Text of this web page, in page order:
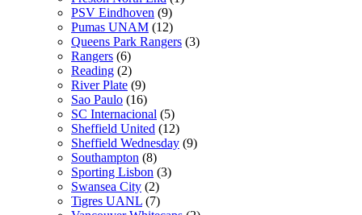
PSV Eindhoven (9)
Pumas UNAM (12)
Queens Park Rangers (3)
Rangers (6)
Reading (2)
River Plate (9)
Sao Paulo (16)
SC Internacional (5)
Sheffield United (12)
Sheffield Wednesday (9)
Southampton (8)
Sporting Lisbon (3)
Swansea City (2)
Tigres UANL (7)